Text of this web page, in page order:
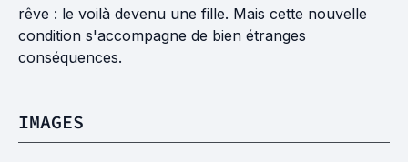
rêve : le voilà devenu une fille. Mais cette nouvelle
condition s'accompagne de bien étranges
conséquences.
IMAGES